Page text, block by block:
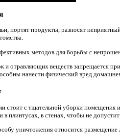
портят продукты, разносят
методов для борьбы с
и отравляющих веществ запрещается
нанести физический вред
стоит с тщательной уборки помещения
в плинтусах, в стенах, чтобы не
уничтожения относится